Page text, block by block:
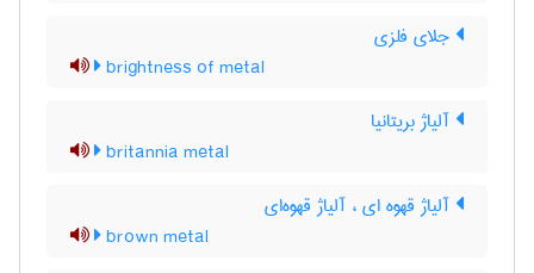
جلای فلزی
brightness of metal
آلیاژ بریتانیا
britannia metal
آلیاژ قهوه ای ، آلیاژ قهوه‌ای
brown metal